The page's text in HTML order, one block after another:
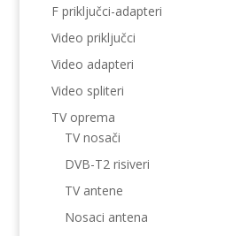
F priključci-adapteri
Video priključci
Video adapteri
Video spliteri
TV oprema
TV nosači
DVB-T2 risiveri
TV antene
Nosaci antena